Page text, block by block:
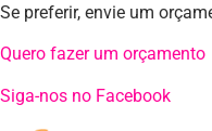
Se preferir, envie um
Quero fazer um orçamento
Siga-nos no Facebook